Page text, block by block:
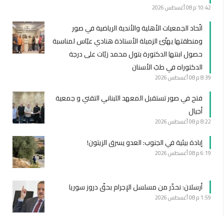
10:42 م 08 أغسطس 2026
اتّحاد الجمعيات الأهلية والأندية الرياضية في صور
ومنطقتها يهنّئ الزميلة الأستاذة هنادي عبّاس لمناسبة
حصول ابنتها الدكتورة بتول محمد زيّات على درجة
الدكتوراه في طبّ الأسنان
8:39 م 08 أغسطس 2026
فتح في صور تستقبل المعهد اللبناني التقني و جمعية
أجيال
8:22 م 08 أغسطس 2026
إبادة بيئية في الجنوب: العدو يسرق الزيتون!
6:19 م 08 أغسطس 2026
أرسلان: نحذّر من مسلسل الإجرام بحقّ دروز سوريا
1:59 م 08 أغسطس 2026